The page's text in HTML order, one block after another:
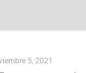
5, 2021